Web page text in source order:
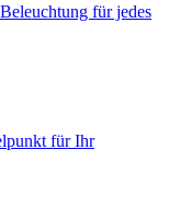
für jedes
für Ihr